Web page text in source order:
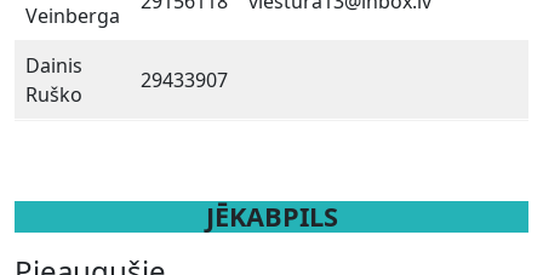
Veinberga
Dainis
Ruško
29433907
JĒKABPILS